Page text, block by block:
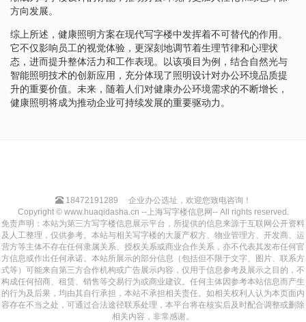
方向发展。
综上所述，健康照明方案在现代写字楼中发挥着不可替代的作用。
它不仅影响员工的视觉体验，更深刻地调节着生理节律和心理状
态，进而提升整体活力和工作表现。以该项目为例，结合自然光与
智能照明技术的创新应用，充分体现了照明设计对办公环境品质提
升的重要价值。未来，随着人们对健康办公环境需求的不断增长，
健康照明将成为推动企业可持续发展的重要驱动力。
18472191289
企业办公选址，欢迎您致电咨询！
Copyright © www.huaqidasha.cn --上海写字楼信息网-- All rights reserved.
免责声明：本站为第三方写字楼信息展示平台，所提供的信息来源于互联网公开资料
及人工整理，仅供参考。本站与相关写字楼的大厦产权方、物业管理方、开发商、运
营方等主体不存在任何隶属关系、授权关系或商业合作关系，亦不代表其发布任何官
方信息或作出任何承诺。本站所展示的部分信息（包括但不限于文字、图片、联系方
式等）可能来自第三方合作机构或广告展示内容，仅用于信息参考及展示之目的，不
构成任何招商、租赁、销售等交易行为或商业建议。任何主体因参考本站信息而产生
的行为及后果，均由其自行承担，本站不承担相关责任。如相关权利人认为本页面内
容存在不当之处，可通过合法途径联系处理，本平台将在核实后及时配合调整或删除
相关内容，非常感谢。